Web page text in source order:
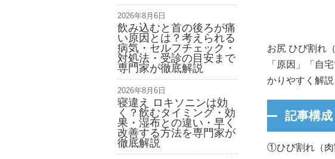
2026年8月6日
飲み込むと首の後ろが痛
い原因とは？考えられる
病気・セルフチェック・
対処法・受診の目安まで
専門家が徹底解説
2026年8月6日
寝違え ロキソニンは効
く？飲むタイミング・効
果・湿布との違い・早く
改善する方法を専門家が
徹底解説
お尻 ひび割れ
「原因」「自
かりやすく解説
記事構成
①ひび割れ（肉